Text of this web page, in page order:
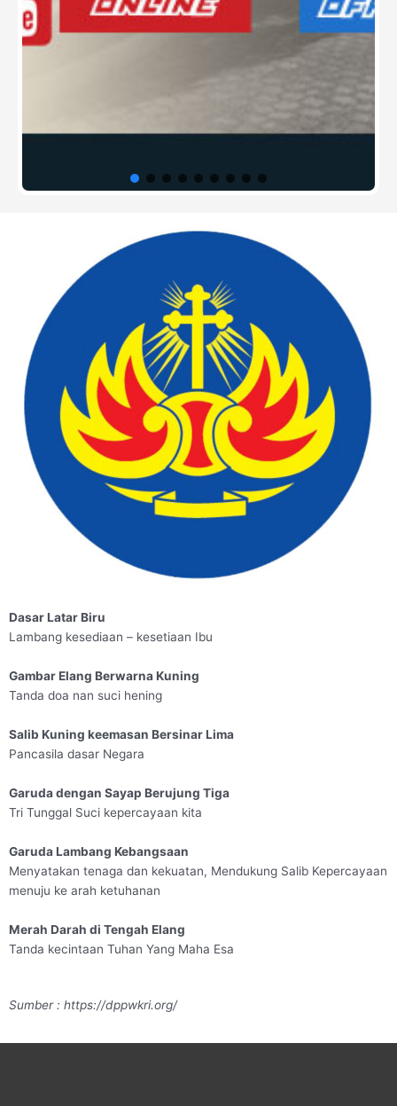
Dasar Latar Biru
Lambang kesediaan – kesetiaan Ibu
Gambar Elang Berwarna Kuning
Tanda doa nan suci hening
Salib Kuning keemasan Bersinar Lima
Pancasila dasar Negara
Garuda dengan Sayap Berujung Tiga
Tri Tunggal Suci kepercayaan kita
Garuda Lambang Kebangsaan
Menyatakan tenaga dan kekuatan, Mendukung Salib Kepercayaan
menuju ke arah ketuhanan
Merah Darah di Tengah Elang
Tanda kecintaan Tuhan Yang Maha Esa
Sumber : https://dppwkri.org/